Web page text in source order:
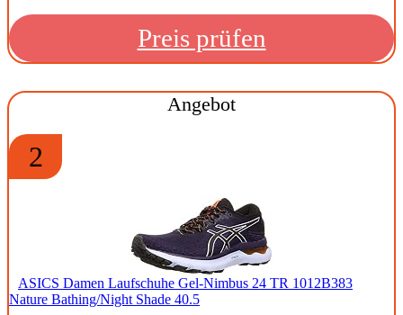
Preis prüfen
Angebot
2
ASICS Damen Laufschuhe Gel-Nimbus 24 TR 1012B383
Nature Bathing/Night Shade 40.5